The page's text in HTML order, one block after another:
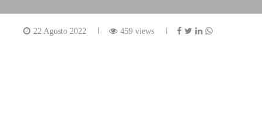
22 Agosto 2022 459 views